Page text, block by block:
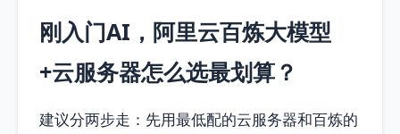
刚入门AI，阿里云百炼大模型
+云服务器怎么选最划算？
建议分两步走：先用最低配的云服务器和百炼的